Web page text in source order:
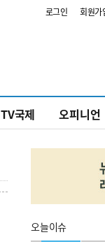
로그인 회원가
TV국제 오피니언
오늘이슈